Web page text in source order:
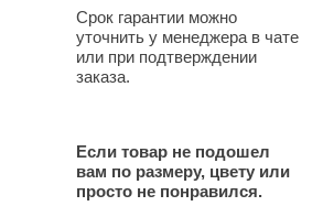
Срок гарантии можно
уточнить у менеджера в чате
или при подтверждении
заказа.
Если товар не подошел
вам по размеру, цвету или
просто не понравился.